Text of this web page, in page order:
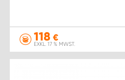
118 €
EXKL. 17 % MWST.